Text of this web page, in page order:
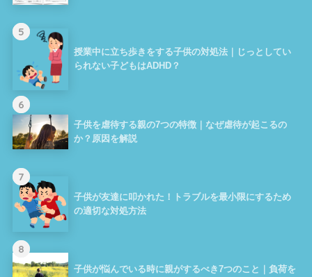
5
授業中に立ち歩きをする子供の対処法｜じっとしてい
られない子どもはADHD？
6
子供を虐待する親の7つの特徴｜なぜ虐待が起こるの
か？原因を解説
7
子供が友達に叩かれた！トラブルを最小限にするため
の適切な対処方法
8
子供が悩んでいる時に親がするべき7つのこと｜負荷を